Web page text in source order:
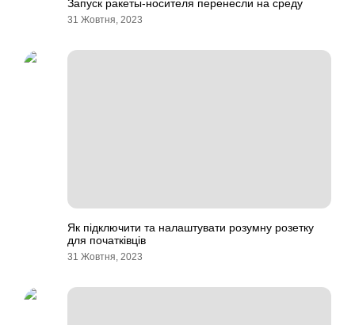
Запуск ракеты-носителя перенесли на среду
31 Жовтня, 2023
Як підключити та налаштувати розумну розетку
для початківців
31 Жовтня, 2023